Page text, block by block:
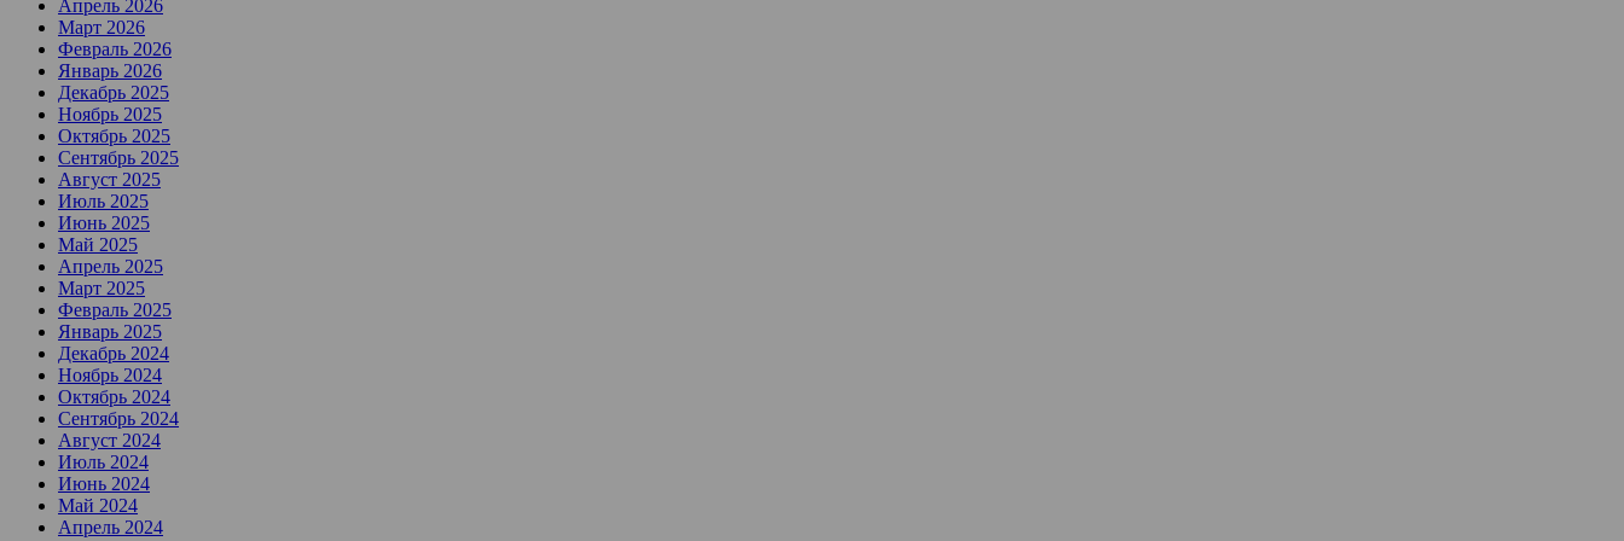
Апрель 2026
Март 2026
Февраль 2026
Январь 2026
Декабрь 2025
Ноябрь 2025
Октябрь 2025
Сентябрь 2025
Август 2025
Июль 2025
Июнь 2025
Май 2025
Апрель 2025
Март 2025
Февраль 2025
Январь 2025
Декабрь 2024
Ноябрь 2024
Октябрь 2024
Сентябрь 2024
Август 2024
Июль 2024
Июнь 2024
Май 2024
Апрель 2024